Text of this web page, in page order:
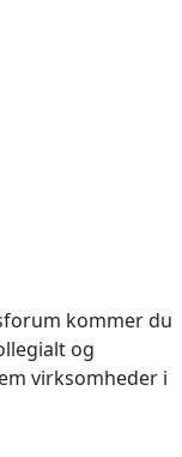
kommer du
og
virksomheder i